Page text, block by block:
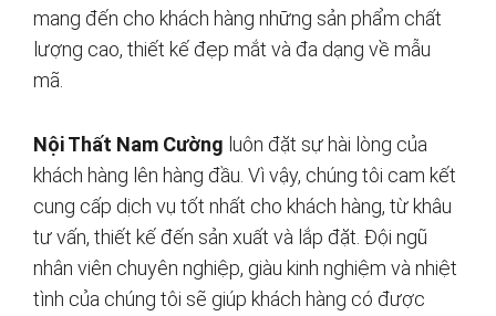
mang đến cho khách hàng những sản phẩm chất
lượng cao, thiết kế đẹp mắt và đa dạng về mẫu
mã.
Nội Thất Nam Cường luôn đặt sự hài lòng của
khách hàng lên hàng đầu. Vì vậy, chúng tôi cam kết
cung cấp dịch vụ tốt nhất cho khách hàng, từ khâu
tư vấn, thiết kế đến sản xuất và lắp đặt. Đội ngũ
nhân viên chuyên nghiệp, giàu kinh nghiệm và nhiệt
tình của chúng tôi sẽ giúp khách hàng có được